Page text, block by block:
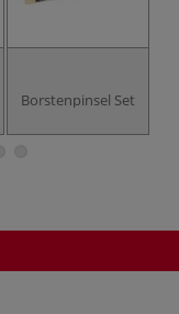
Borstenpinsel Set